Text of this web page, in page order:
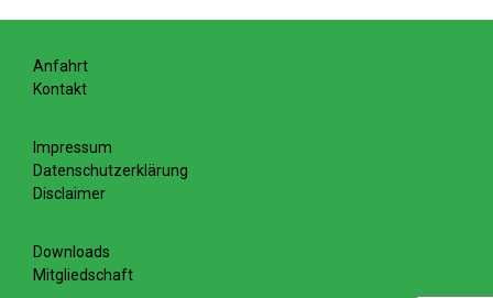
Anfahrt
Kontakt
Impressum
Datenschutzerklärung
Disclaimer
Downloads
Mitgliedschaft